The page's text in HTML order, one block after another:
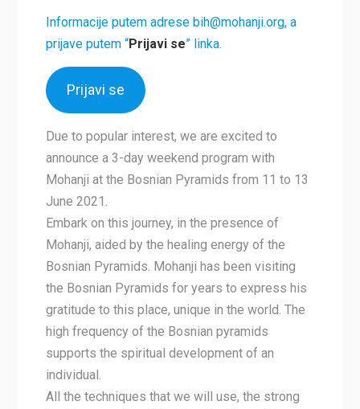
Informacije putem adrese bih@mohanji.org, a
prijave putem “Prijavi se” linka.
Prijavi se
Due to popular interest, we are excited to
announce a 3-day weekend program with
Mohanji at the Bosnian Pyramids from 11 to 13
June 2021.
Embark on this journey, in the presence of
Mohanji, aided by the healing energy of the
Bosnian Pyramids. Mohanji has been visiting
the Bosnian Pyramids for years to express his
gratitude to this place, unique in the world. The
high frequency of the Bosnian pyramids
supports the spiritual development of an
individual.
All the techniques that we will use, the strong